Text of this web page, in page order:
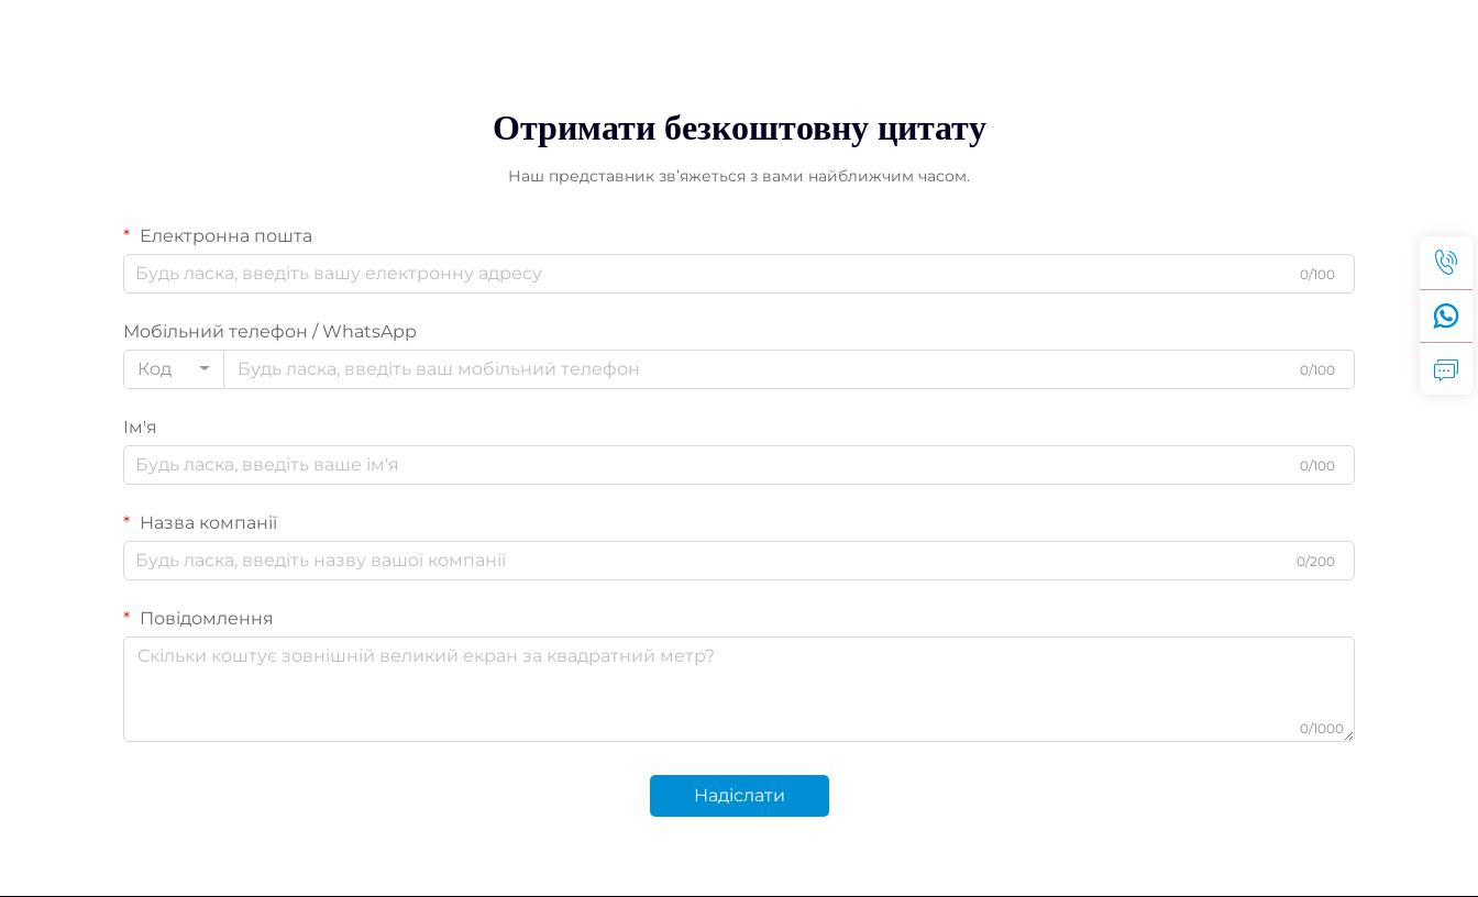
Отримати безкоштовну цитату
Наш представник зв’яжеться з вами найближчим часом.
Електронна пошта
0/100
Мобільний телефон / WhatsApp
Код
0/100
Ім'я
0/100
Назва компанії
0/200
Повідомлення
0/1000
Надіслати